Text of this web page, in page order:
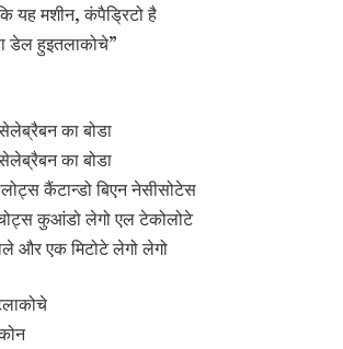
यह मशीन, कंपैड्रिटो है
डेल हुइतलाकोचे”
का बोडा
का बोडा
कैंटान्डो बिएन नेसीसोटेस
कुआंडो लेगो एल टेकोलोटे
और एक मिटोटे लेगो लेगो